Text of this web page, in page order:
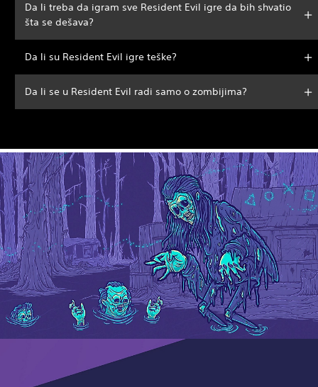
Da li treba da igram sve Resident Evil igre da bih shvatio
šta se dešava?
Da li su Resident Evil igre teške?
Da li se u Resident Evil radi samo o zombijima?